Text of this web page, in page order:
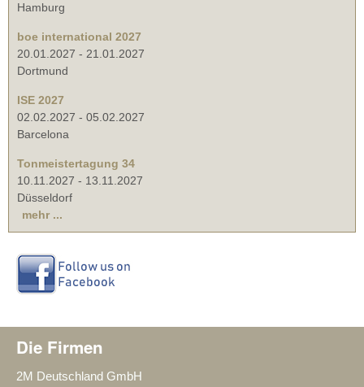
Hamburg
boe international 2027
20.01.2027 - 21.01.2027
Dortmund
ISE 2027
02.02.2027 - 05.02.2027
Barcelona
Tonmeistertagung 34
10.11.2027 - 13.11.2027
Düsseldorf
mehr ...
Die Firmen
2M Deutschland GmbH